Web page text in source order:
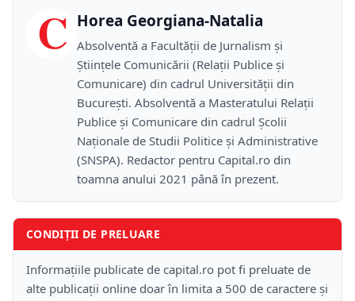
C Horea Georgiana-Natalia
Absolventă a Facultății de Jurnalism și
Științele Comunicării (Relații Publice și
Comunicare) din cadrul Universității din
București. Absolventă a Masteratului Relații
Publice și Comunicare din cadrul Școlii
Naţionale de Studii Politice și Administrative
(SNSPA). Redactor pentru Capital.ro din
toamna anului 2021 până în prezent.
CONDIȚII DE PRELUARE
Informațiile publicate de capital.ro pot fi preluate de
alte publicații online doar în limita a 500 de caractere și